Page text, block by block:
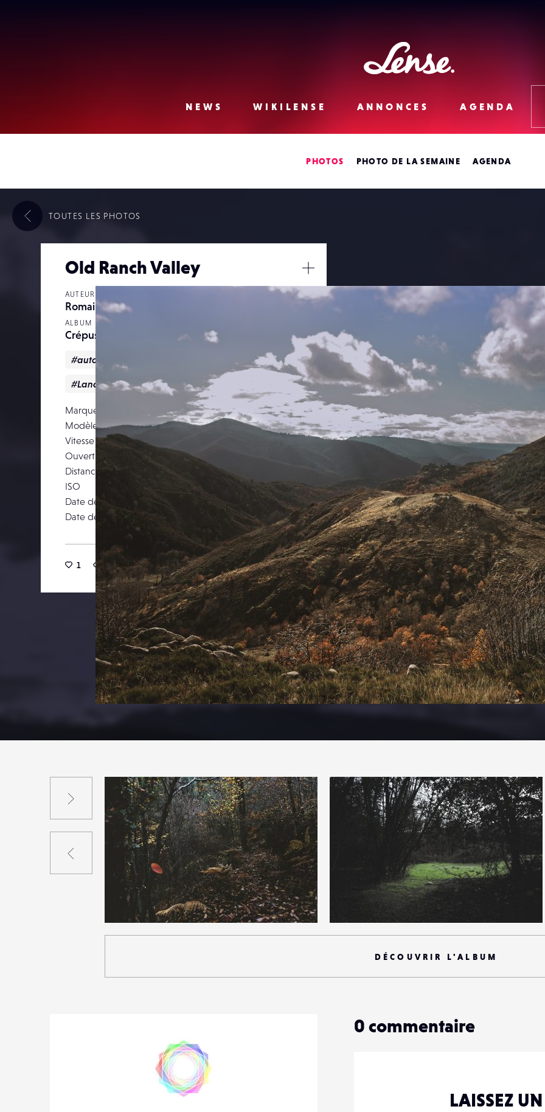
Lense
NEWS
WIKILENSE ANNONCES AGENDA
PHOTOS PHOTO DE LA SEMAINE AGENDA
Old Ranch Valley
AUTEUR
Romain-d
ALBUM
Crépuscule d’automne
#automne
#Landscape #Nature
Marque
NIKON CORPORATION
Modèle
NIKON D810
Vitesse d’obturation
Ouverture
Distance focale
ISO
100
Date de prise de vue
29 novembre 2017
Date de publication
08 janvier 2018
1 16 0
/
Fermer
TOUTES LES PHOTOS
3
24 41
Suivant
Précédent
DÉCOUVRIR L'ALBUM
0 commentaire
LAISSEZ